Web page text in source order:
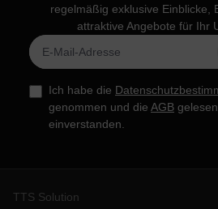
regelmäßig exklusive Einblicke,
attraktive Angebote für Ihr
Ich habe die
genommen und die AGB
einverstanden.
TTS Solution